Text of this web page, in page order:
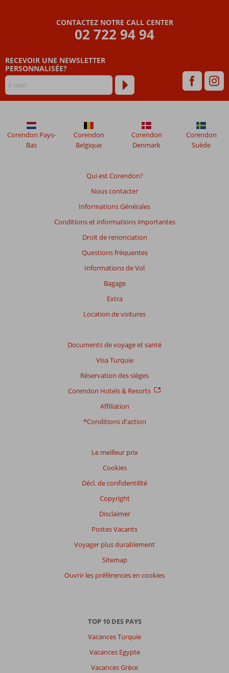
avis
datant
de
mois
ne
sont
CONTACTEZ NOTRE CALL CENTER
02 722 94 94
RECEVOIR UNE NEWSLETTER
PERSONNALISÉE?
Qui est Corendon?
Nous contacter
Informations Générales
Conditions et informations importantes
Droit de renonciation
Questions fréquentes
Informations de Vol
Bagage
Extra
Location de voitures
Documents de voyage et santé
Visa Turquie
Réservation des sièges
Corendon Hotels & Resorts
Affiliation
*Conditions d'action
Le meilleur prix
Cookies
Décl. de confidentilité
Copyright
Disclaimer
Postes Vacants
Voyager plus durablement
Sitemap
Ouvrir les préférences en cookies
Corendon Pays-
Bas
Corendon
Belgique
Corendon
Denmark
Corendon
Suède
TOP 10 DES PAYS
Vacances Turquie
Vacances Egypte
Vacances Grèce